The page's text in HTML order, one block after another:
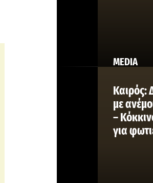
MEDIA
Καιρός:
με
–
για